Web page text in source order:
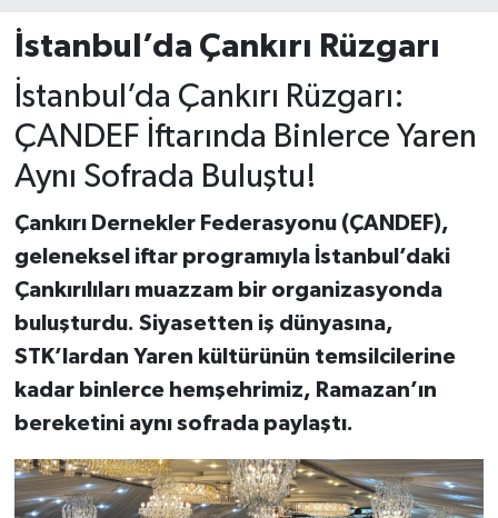
İstanbul’da Çankırı Rüzgarı
İstanbul’da Çankırı Rüzgarı:
ÇANDEF İftarında Binlerce Yaren
Aynı Sofrada Buluştu!
Çankırı Dernekler Federasyonu (ÇANDEF),
geleneksel iftar programıyla İstanbul’daki
Çankırılıları muazzam bir organizasyonda
buluşturdu. Siyasetten iş dünyasına,
STK’lardan Yaren kültürünün temsilcilerine
kadar binlerce hemşehrimiz, Ramazan’ın
bereketini aynı sofrada paylaştı.